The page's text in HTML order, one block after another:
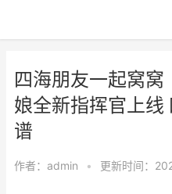
四海朋友一起窝窝
娘全新指挥官上线
谱
作者： admin • 更新时间：